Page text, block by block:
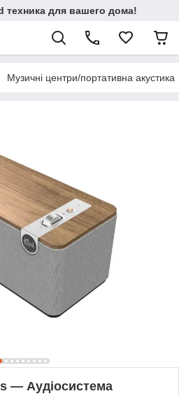
техника для вашего дома!
Музичні центри/портативна акустика
— Аудіосистема